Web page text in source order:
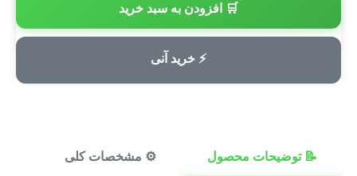
🛒 افزودن به سبد خرید
⚡ خرید آنی
💳 پرداخت امن
📝 توضیحات محصول ⚙️ مشخصات کلی